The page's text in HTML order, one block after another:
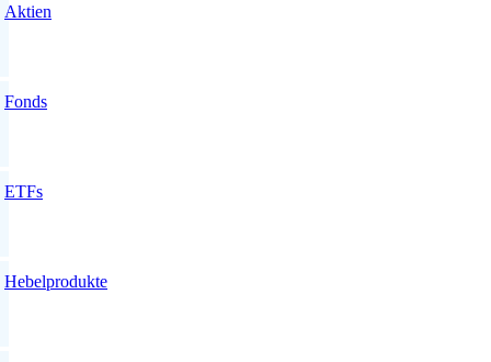
Aktien
Fonds
ETFs
Hebelprodukte